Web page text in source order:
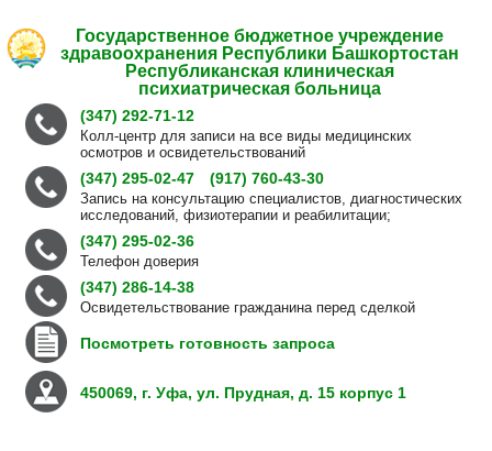
Государственное бюджетное учреждение
здравоохранения Республики Башкортостан
Республиканская клиническая
психиатрическая больница
(347) 292-71-12
Колл-центр для записи на все виды медицинских
осмотров и освидетельствований
(347) 295-02-47 (917) 760-43-30
Запись на консультацию специалистов, диагностических
исследований, физиотерапии и реабилитации;
(347) 295-02-36
Телефон доверия
(347) 286-14-38
Освидетельствование гражданина перед сделкой
Посмотреть готовность запроса
450069, г. Уфа, ул. Прудная, д. 15 корпус 1